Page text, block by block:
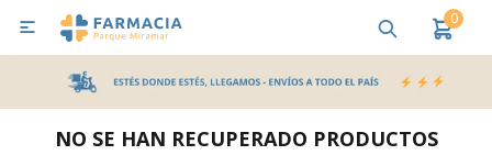
0

NO SE HAN RECUPERADO PRODUCTOS
MI CUENTA
Bebes y Maternidad Salud